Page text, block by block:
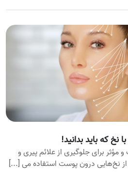
برای جلوگیری از علائم پیری و
نخ‌هایی درون پوست استفاده می [...]